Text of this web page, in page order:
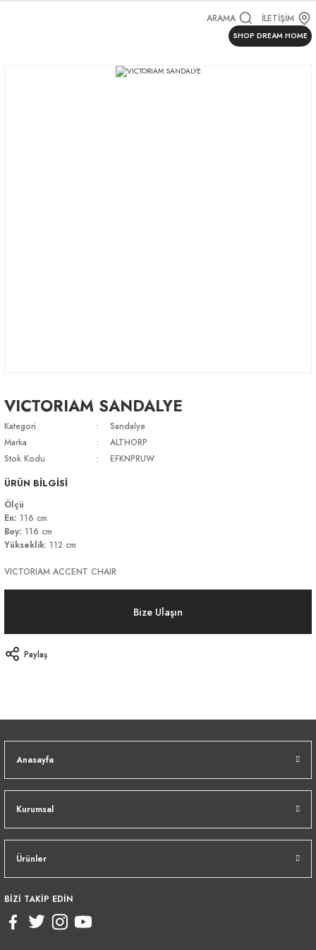
ARAMA İLETİŞİM
SHOP DREAM HOME
VICTORIAM SANDALYE
Kategori
Sandalye
Marka
ALTHORP
Stok Kodu
EFKNPRUW
ÜRÜN BİLGİSİ
Ölçü
En: 116 cm
Boy: 116 cm
Yükseklik: 112 cm
VICTORIAM ACCENT CHAIR
Bize Ulaşın
Paylaş
Anasayfa
Kurumsal
Ürünler
BİZİ TAKİP EDİN